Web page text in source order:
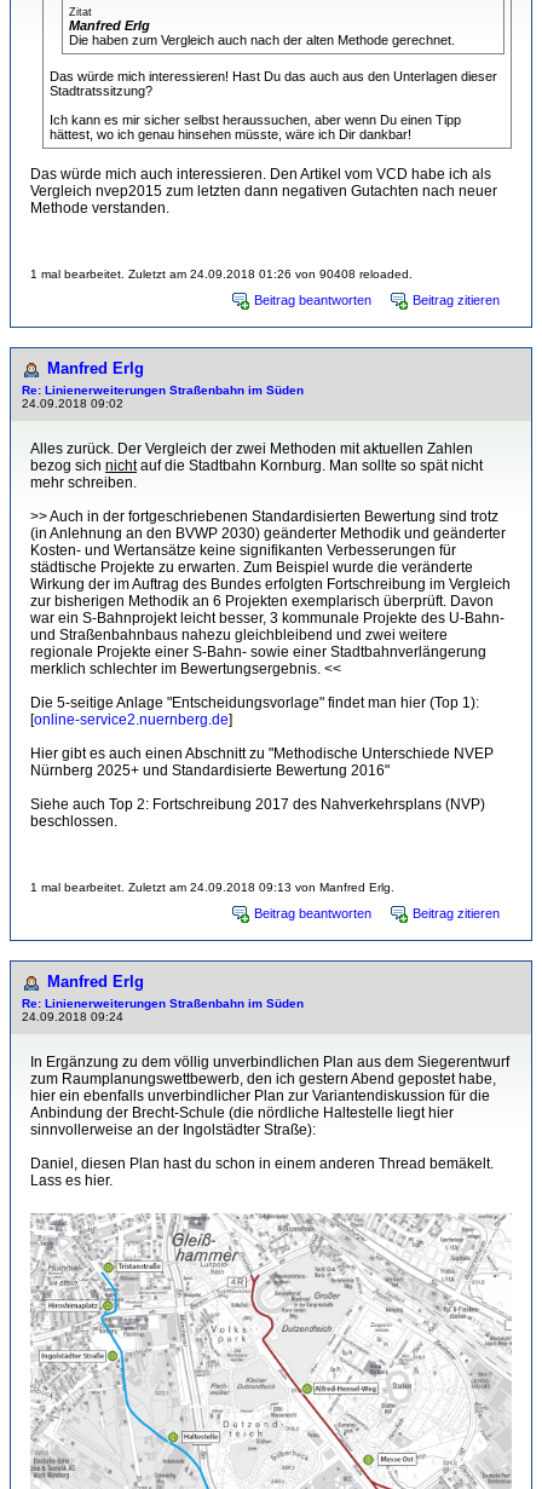
Zitat
Manfred Erlg
Die haben zum Vergleich auch nach der alten Methode gerechnet.
Das würde mich interessieren! Hast Du das auch aus den Unterlagen dieser
Stadtratssitzung?
Ich kann es mir sicher selbst heraussuchen, aber wenn Du einen Tipp
hättest, wo ich genau hinsehen müsste, wäre ich Dir dankbar!
Das würde mich auch interessieren. Den Artikel vom VCD habe ich als
Vergleich nvep2015 zum letzten dann negativen Gutachten nach neuer
Methode verstanden.
1 mal bearbeitet. Zuletzt am 24.09.2018 01:26 von 90408 reloaded.
Beitrag beantworten Beitrag zitieren
Manfred Erlg
Re: Linienerweiterungen Straßenbahn im Süden
24.09.2018 09:02
Alles zurück. Der Vergleich der zwei Methoden mit aktuellen Zahlen
bezog sich nichtauf die Stadtbahn Kornburg. Man sollte so spät nicht
mehr schreiben.
>> Auch in der fortgeschriebenen Standardisierten Bewertung sind trotz
(in Anlehnung an den BVWP 2030) geänderter Methodik und geänderter
Kosten- und Wertansätze keine signifikanten Verbesserungen für
städtische Projekte zu erwarten. Zum Beispiel wurde die veränderte
Wirkung der im Auftrag des Bundes erfolgten Fortschreibung im Vergleich
zur bisherigen Methodik an 6 Projekten exemplarisch überprüft. Davon
war ein S-Bahnprojekt leicht besser, 3 kommunale Projekte des U-Bahn-
und Straßenbahnbaus nahezu gleichbleibend und zwei weitere
regionale Projekte einer S-Bahn- sowie einer Stadtbahnverlängerung
merklich schlechter im Bewertungsergebnis. <<
Die 5-seitige Anlage "Entscheidungsvorlage" findet man hier (Top 1):
[online-service2.nuernberg.de]
Hier gibt es auch einen Abschnitt zu "Methodische Unterschiede NVEP
Nürnberg 2025+ und Standardisierte Bewertung 2016"
Siehe auch Top 2: Fortschreibung 2017 des Nahverkehrsplans (NVP)
beschlossen.
1 mal bearbeitet. Zuletzt am 24.09.2018 09:13 von Manfred Erlg.
Beitrag beantworten Beitrag zitieren
Manfred Erlg
Re: Linienerweiterungen Straßenbahn im Süden
24.09.2018 09:24
In Ergänzung zu dem völlig unverbindlichen Plan aus dem Siegerentwurf
zum Raumplanungswettbewerb, den ich gestern Abend gepostet habe,
hier ein ebenfalls unverbindlicher Plan zur Variantendiskussion für die
Anbindung der Brecht-Schule (die nördliche Haltestelle liegt hier
sinnvollerweise an der Ingolstädter Straße):
Daniel, diesen Plan hast du schon in einem anderen Thread bemäkelt.
Lass es hier.